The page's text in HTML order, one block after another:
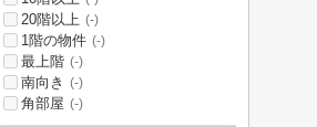
20階以上 (-)
1階の物件 (-)
最上階 (-)
南向き (-)
角部屋 (-)